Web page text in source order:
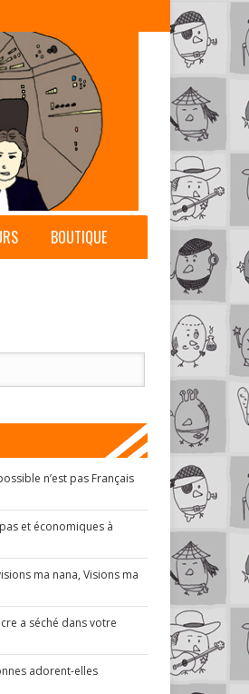
BOUTIQUE
n’est pas Français
et économiques à
ma nana, Visions ma
a séché dans votre
adorent-elles